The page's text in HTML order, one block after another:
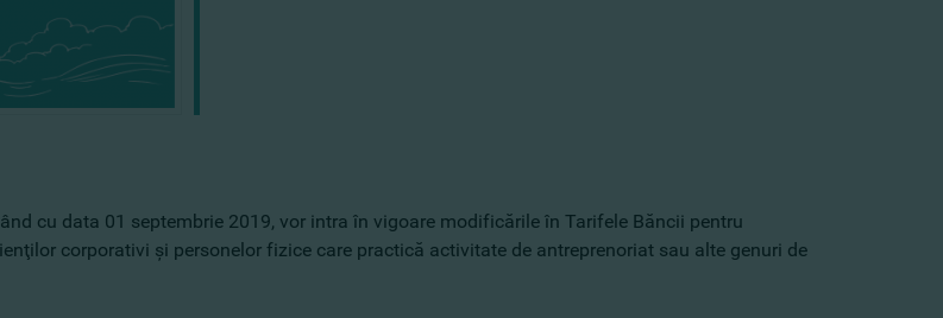
cu data 01 septembrie 2019, vor intra în vigoare modificările în Tarifele Băncii pentru
corporativi şi personelor fizice care practică activitate de antreprenoriat sau alte genuri de